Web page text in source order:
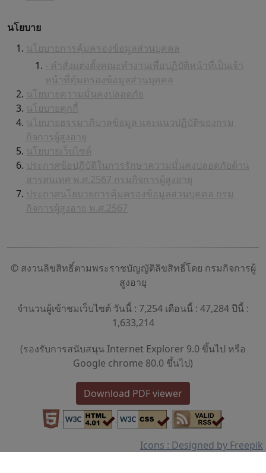
นโยบาย
นโยบายการคุ้มครองข้อมูลส่วนบุคคล
- คำสั่งแต่งตั้งคณะทำงานเพื่อปฏิบัติหน้าที่เป็นเจ้า
หน้าที่คุ้มครองข้อมูลส่วนบุคคล
นโยบายความมั่นคงปลอดภัย
นโยบายคุกกี้
นโยบายธรรมาภิบาลข้อมูล และแนวปฏิบัติของกรม
กิจการผู้สูงอายุ
นโยบายเว็บไซต์
ประกาศข้อปฏิบัติในการรักษาความมั่นคงปลอดภัยด้าน
สารสนเทศ พ.ศ.2567 กรมกิจการผู้สูงอายุ
ประกาศนโยบายการคุ้มครองข้อมูลส่วนบุคคล กรม
กิจการผู้สูงอายุ พ.ศ.2567
© สงวนลิขสิทธิ์ตามพระราชบัญญัติลิขสิทธิ์โดย กรมกิจการผู้
สูงอายุ
จำนวนผู้เข้าชมเว็บไซต์ วันนี้ : 7,254 เดือนนี้ : 47,284 ปีนี้ :
1,633,214
(รองรับการสนับสนุน Internet Explorer 9.0 ขึ้นไป หรือ
Google chrome 80.0 ขึ้นไป)
Download PDF viewer
Icons : Designed by Freepik